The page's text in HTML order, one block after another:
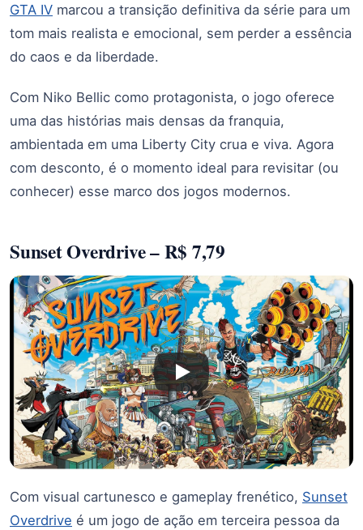
GTA IV marcou a transição definitiva da série para um
tom mais realista e emocional, sem perder a essência
do caos e da liberdade.
Com Niko Bellic como protagonista, o jogo oferece
uma das histórias mais densas da franquia,
ambientada em uma Liberty City crua e viva. Agora
com desconto, é o momento ideal para revisitar (ou
conhecer) esse marco dos jogos modernos.
Sunset Overdrive – R$ 7,79
Com visual cartunesco e gameplay frenético, Sunset
Overdrive é um jogo de ação em terceira pessoa da